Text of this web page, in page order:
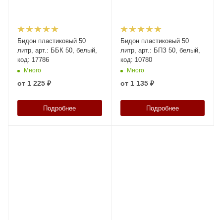
Бидон пластиковый 50
литр, арт.: ББК 50, белый,
код: 17786
Много
от 1 225 ₽
Подробнее
Бидон пластиковый 50
литр, арт.: БПЗ 50, белый,
код: 10780
Много
от 1 135 ₽
Подробнее